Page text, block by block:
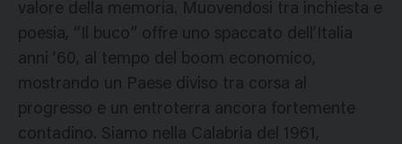
valore della memoria. Muovendosi tra inchiesta e
poesia, “Il buco” offre uno spaccato dell’Italia
anni ’60, al tempo del boom economico,
mostrando un Paese diviso tra corsa al
progresso e un entroterra ancora fortemente
contadino. Siamo nella Calabria del 1961,